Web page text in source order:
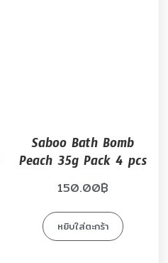
Saboo Bath Bomb
Peach 35g Pack 4 pcs
150.00฿
หยิบใส่ตะกร้า